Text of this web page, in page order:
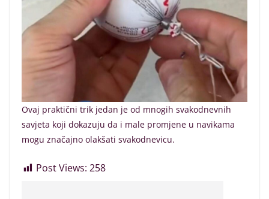
Ovaj praktični trik jedan je od mnogih svakodnevnih
savjeta koji dokazuju da i male promjene u navikama
mogu značajno olakšati svakodnevicu.
Post Views: 258